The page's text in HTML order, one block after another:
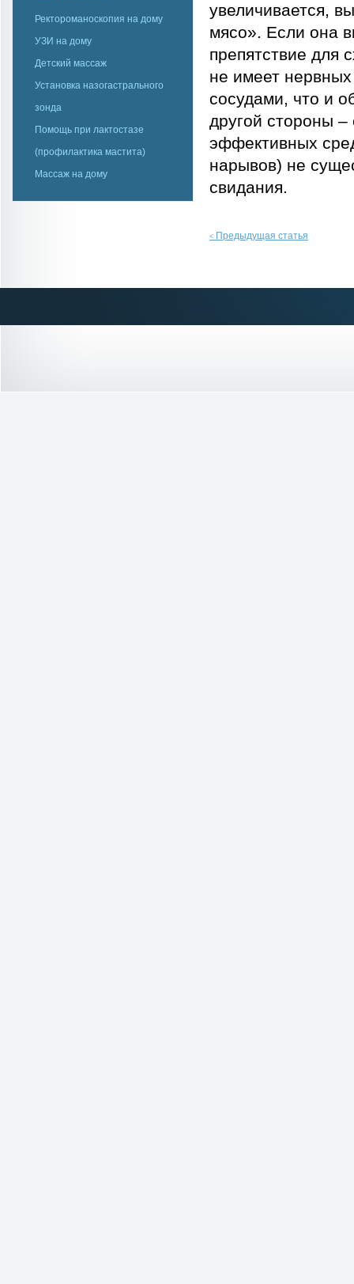
Ректороманоскопия на дому
УЗИ на дому
Детский массаж
Установка назогастрального
зонда
Помощь при лактостазе
(профилактика мастита)
Массаж на дому
увеличивается,
мясо». Если она
препятствие для
не имеет
сосудами, что и
другой стороны –
эффективных
нарывов) не
свидания.
< Предыдущая статья